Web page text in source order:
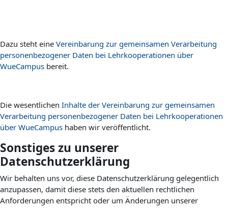
Dazu steht eine Vereinbarung zur gemeinsamen Verarbeitung
personenbezogener Daten bei Lehrkooperationen über
WueCampus bereit.
Die wesentlichen Inhalte der Vereinbarung zur gemeinsamen
Verarbeitung personenbezogener Daten bei Lehrkooperationen
über WueCampus haben wir veröffentlicht.
Sonstiges zu unserer
Datenschutzerklärung
Wir behalten uns vor, diese Datenschutzerklärung gelegentlich
anzupassen, damit diese stets den aktuellen rechtlichen
Anforderungen entspricht oder um Änderungen unserer